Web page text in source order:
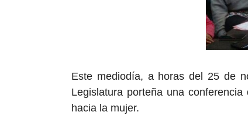
Este mediodía, a horas del 25 de
Legislatura porteña una
hacia la mujer.